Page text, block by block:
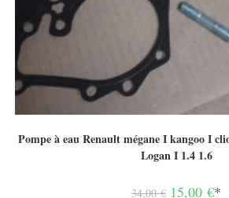
Pompe à eau Renault mégane I kangoo I
Logan I 1.4 1.6
34,00€ Le
15,00 €*